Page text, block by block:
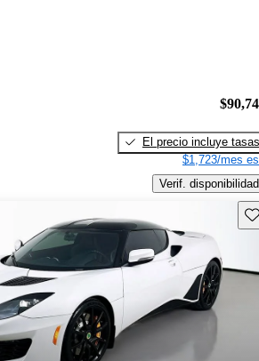
El precio incluye tasas
$1,723/mes
Verif. disponibilidad